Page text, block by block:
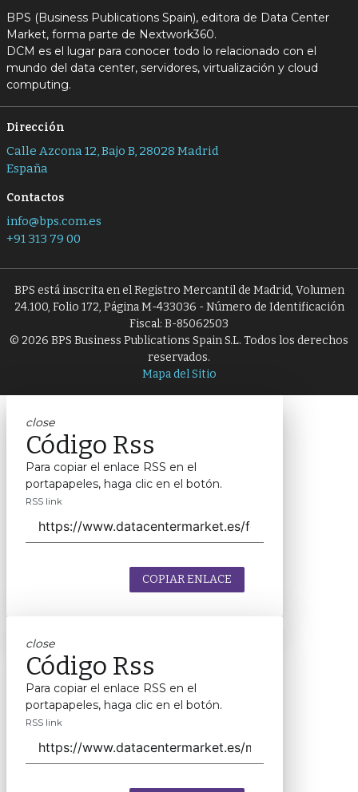
BPS (Business Publications Spain), editora de Data Center
Market, forma parte de Nextwork360.
DCM es el lugar para conocer todo lo relacionado con el
mundo del data center, servidores, virtualización y cloud
computing.
Dirección
Calle Azcona 12, Bajo B, 28028 Madrid
España
Contactos
info@bps.com.es
+91 313 79 00
BPS está inscrita en el Registro Mercantil de Madrid, Volumen
24.100, Folio 172, Página M-433036 - Número de Identificación
Fiscal: B-85062503
© 2026 BPS Business Publications Spain S.L. Todos los derechos
reservados.
Mapa del Sitio
close
Código Rss
Para copiar el enlace RSS en el
portapapeles, haga clic en el botón.
RSS link
COPIAR ENLACE
close
Código Rss
Para copiar el enlace RSS en el
portapapeles, haga clic en el botón.
RSS link